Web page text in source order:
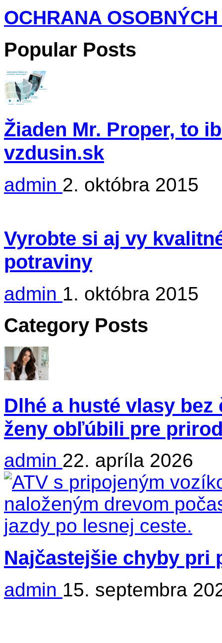
OCHRANA
Popular Posts
Žiaden Mr. Proper, to
vzdusin.sk
admin 2. októbra 2015
Vyrobte si aj vy
potraviny
admin 1. októbra 2015
Category Posts
Dlhé a husté vlasy
ženy obľúbili pre
admin 22. apríla 2026
Najčastejšie chyby pri
admin 15. septembra